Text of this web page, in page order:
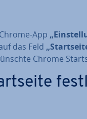
App
das Feld
Chrome